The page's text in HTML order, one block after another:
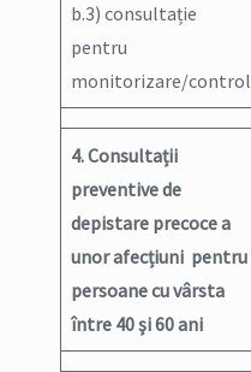
b.3) consultație
pentru
monitorizare/control
4. Consultații
preventive de
depistare precoce a
unor afecțiuni pentru
persoane cu vârsta
între 40 şi 60 ani